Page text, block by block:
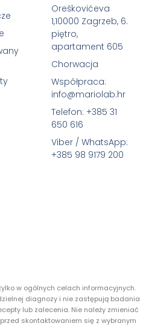
Oreškovićeva
1,10000 Zagrzeb, 6.
piętro,
apartament 605
Chorwacja
Współpraca:
info@mariolab.hr
Telefon: +385 31
650 616
Viber / WhatsApp:
+385 98 9179 200
w ogólnych celach informacyjnych.
diagnozy i nie zastępują badania
lub zalecenia. Nie należy zmieniać
skontaktowaniem się z wybranym